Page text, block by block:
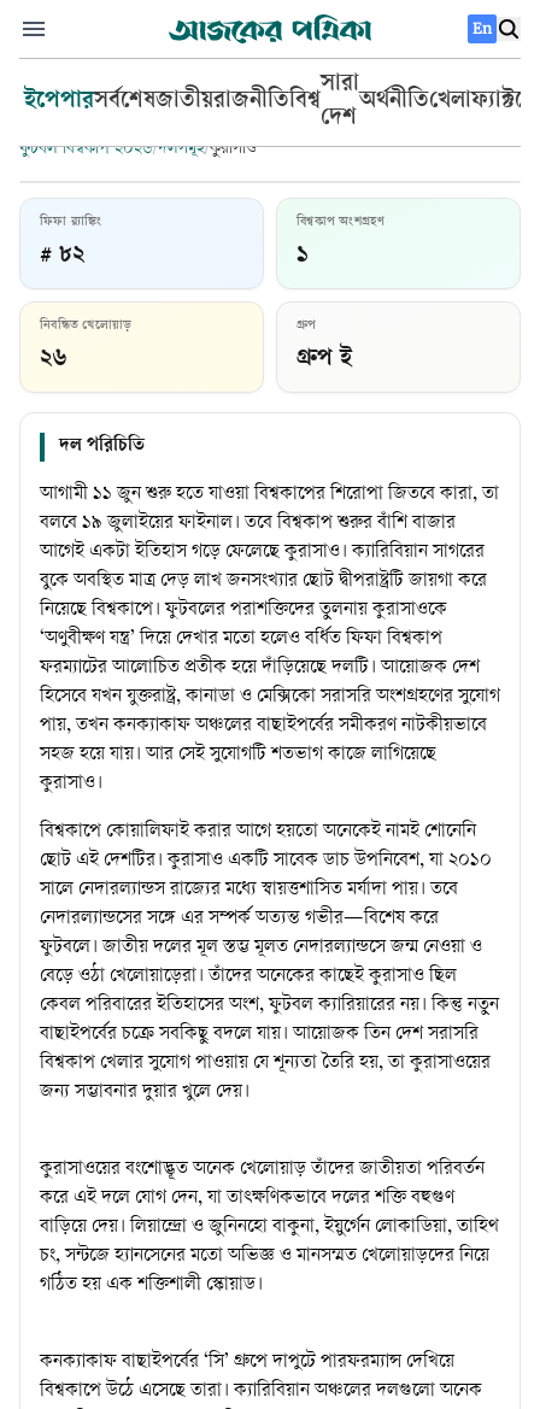
En
ইপেপারসর্বশেষজাতীয়রাজনীতিবিশ্ব
সারা
দেশ
অর্থনীতিখেলা
ফুটবল বিশ্বকাপ ২০২৬/দলসমূহ/কুরাসাও
কুরাসাও
ফিফা র‍্যাঙ্কিং
# ৮২
বিশ্বকাপ অংশগ্রহণ
১
নিবন্ধিত খেলোয়াড়
২৬
গ্রুপ
গ্রুপ ই
দল পরিচিতি
আগামী ১১ জুন শুরু হতে যাওয়া বিশ্বকাপের শিরোপা জিতবে কারা, তা
বলবে ১৯ জুলাইয়ের ফাইনাল। তবে বিশ্বকাপ শুরুর বাঁশি বাজার
আগেই একটা ইতিহাস গড়ে ফেলেছে কুরাসাও। ক্যারিবিয়ান সাগরের
বুকে অবস্থিত মাত্র দেড় লাখ জনসংখ্যার ছোট দ্বীপরাষ্ট্রটি জায়গা করে
নিয়েছে বিশ্বকাপে। ফুটবলের পরাশক্তিদের তুলনায় কুরাসাওকে
‘অণুবীক্ষণ যন্ত্র’ দিয়ে দেখার মতো হলেও বর্ধিত ফিফা বিশ্বকাপ
ফরম্যাটের আলোচিত প্রতীক হয়ে দাঁড়িয়েছে দলটি। আয়োজক দেশ
হিসেবে যখন যুক্তরাষ্ট্র, কানাডা ও মেক্সিকো সরাসরি অংশগ্রহণের সুযোগ
পায়, তখন কনক্যাকাফ অঞ্চলের বাছাইপর্বের সমীকরণ নাটকীয়ভাবে
সহজ হয়ে যায়। আর সেই সুযোগটি শতভাগ কাজে লাগিয়েছে
কুরাসাও।
বিশ্বকাপে কোয়ালিফাই করার আগে হয়তো অনেকেই নামই শোনেনি
ছোট এই দেশটির। কুরাসাও একটি সাবেক ডাচ উপনিবেশ, যা ২০১০
সালে নেদারল্যান্ডস রাজ্যের মধ্যে স্বায়ত্তশাসিত মর্যাদা পায়। তবে
নেদারল্যান্ডসের সঙ্গে এর সম্পর্ক অত্যন্ত গভীর—বিশেষ করে
ফুটবলে। জাতীয় দলের মূল স্তম্ভ মূলত নেদারল্যান্ডসে জন্ম নেওয়া ও
বেড়ে ওঠা খেলোয়াড়েরা। তাঁদের অনেকের কাছেই কুরাসাও ছিল
কেবল পরিবারের ইতিহাসের অংশ, ফুটবল ক্যারিয়ারের নয়। কিন্তু নতুন
বাছাইপর্বের চক্রে সবকিছু বদলে যায়। আয়োজক তিন দেশ সরাসরি
বিশ্বকাপ খেলার সুযোগ পাওয়ায় যে শূন্যতা তৈরি হয়, তা কুরাসাওয়ের
জন্য সম্ভাবনার দুয়ার খুলে দেয়।
কুরাসাওয়ের বংশোদ্ভূত অনেক খেলোয়াড় তাঁদের জাতীয়তা পরিবর্তন
করে এই দলে যোগ দেন, যা তাৎক্ষণিকভাবে দলের শক্তি বহুগুণ
বাড়িয়ে দেয়। লিয়ান্দ্রো ও জুনিনহো বাকুনা, ইয়ুর্গেন লোকাডিয়া, তাহিথ
চং, সন্টজে হ্যানসেনের মতো অভিজ্ঞ ও মানসম্মত খেলোয়াড়দের নিয়ে
গঠিত হয় এক শক্তিশালী স্কোয়াড।
কনক্যাকাফ বাছাইপর্বের ‘সি’ গ্রুপে দাপুটে পারফরম্যান্স দেখিয়ে
বিশ্বকাপে উঠে এসেছে তারা। ক্যারিবিয়ান অঞ্চলের দলগুলো অনেক